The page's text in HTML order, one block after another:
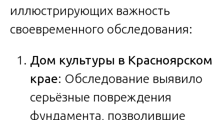
иллюстрирующих важность
своевременного обследования:
Дом культуры в Красноярском
крае: Обследование выявило
серьёзные повреждения
фундамента, позволившие